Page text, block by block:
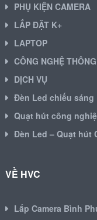
PHỤ KIỆN CAMERA
LẮP ĐẶT K+
LAPTOP
CÔNG NGHỆ
DỊCH VỤ
Đèn Led chiếu sáng
Quạt hút công
Đèn Led – Quạt hút
VỀ HVC
Lắp Camera Bình